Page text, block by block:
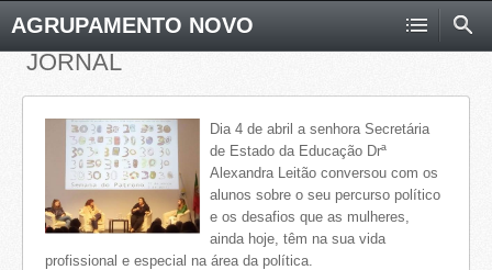
AGRUPAMENTO NOVO
JORNAL
Dia 4 de abril a senhora Secretária
de Estado da Educação Drª
Alexandra Leitão conversou com os
alunos sobre o seu percurso político
e os desafios que as mulheres,
ainda hoje, têm na sua vida
profissional e especial na área da política.